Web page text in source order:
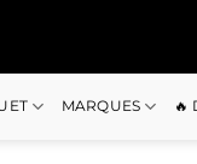
MARQUES 🔥